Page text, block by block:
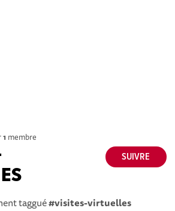
1 membre
SUIVRE
taggué#visites-virtuelles